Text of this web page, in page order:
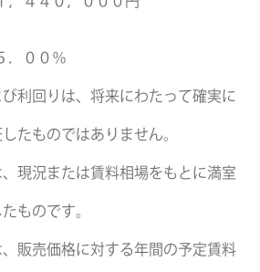
．００％
利回りは、将来にわたって確実に
たものではありません。
現況または賃料相場をもとに満室
ものです。
販売価格に対する年間の予定賃料